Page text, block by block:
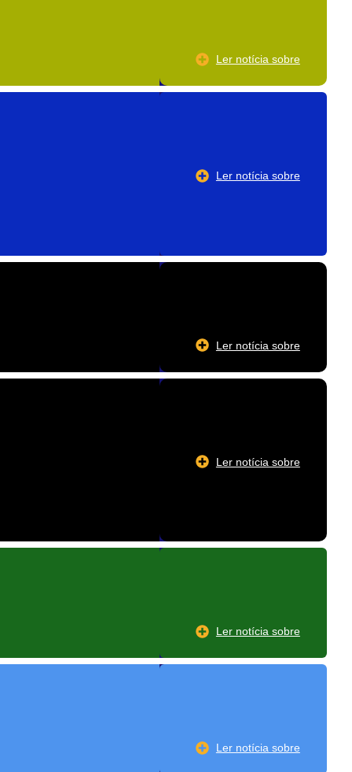
Ler notícia sobre
Ler notícia sobre
Ler notícia sobre
Ler notícia sobre
Ler notícia sobre
Ler notícia sobre